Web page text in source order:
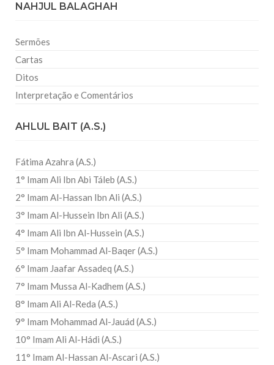
NAHJUL BALAGHAH
Sermões
Cartas
Ditos
Interpretação e Comentários
AHLUL BAIT (A.S.)
Fátima Azahra (A.S.)
1° Imam Ali Ibn Abi Táleb (A.S.)
2° Imam Al-Hassan Ibn Ali (A.S.)
3° Imam Al-Hussein Ibn Ali (A.S.)
4° Imam Ali Ibn Al-Hussein (A.S.)
5° Imam Mohammad Al-Baqer (A.S.)
6° Imam Jaafar Assadeq (A.S.)
7° Imam Mussa Al-Kadhem (A.S.)
8° Imam Ali Al-Reda (A.S.)
9° Imam Mohammad Al-Jauád (A.S.)
10° Imam Ali Al-Hádi (A.S.)
11° Imam Al-Hassan Al-Ascari (A.S.)